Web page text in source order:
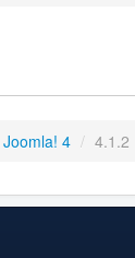
Joomla! 4 / 4.1.2